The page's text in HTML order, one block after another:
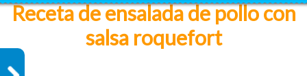
Receta de ensalada de pollo con
salsa roquefort